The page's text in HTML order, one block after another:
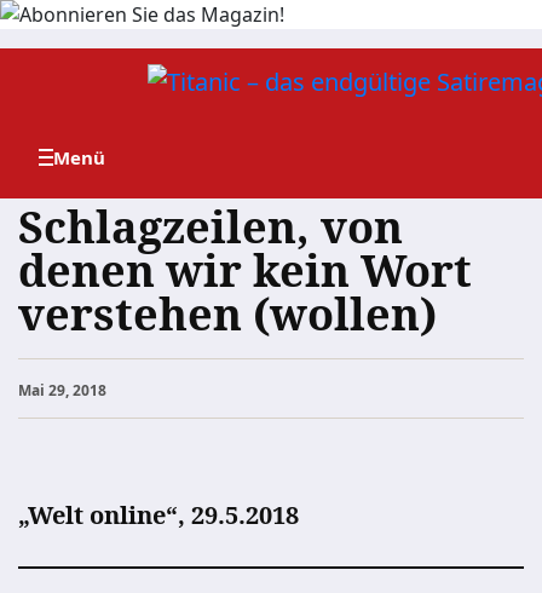
Zum
Schlagzeilen, von
denen wir kein Wort
verstehen (wollen)
Mai 29, 2018
„Welt online“, 29.5.2018